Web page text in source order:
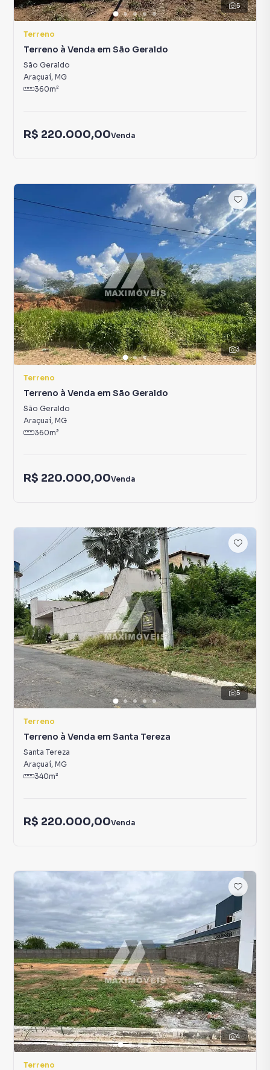
5
Terreno
Terreno à Venda em São Geraldo
São Geraldo
Araçuaí, MG
360m²
R$ 220.000,00Venda
3
Terreno
Terreno à Venda em São Geraldo
São Geraldo
Araçuaí, MG
360m²
R$ 220.000,00Venda
5
Terreno
Terreno à Venda em Santa Tereza
Santa Tereza
Araçuaí, MG
340m²
R$ 220.000,00Venda
4
Terreno